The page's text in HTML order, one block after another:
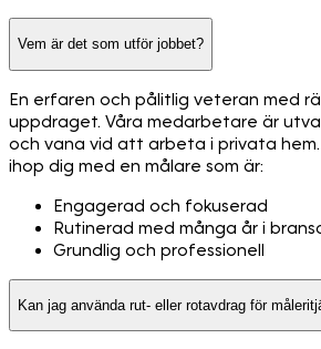
Vem är det som utför jobbet?
En erfaren och pålitlig veteran med
uppdraget. Våra medarbetare är
och vana vid att arbeta i privata
ihop dig med en målare som är:
Engagerad och fokuserad
Rutinerad med många år i
Grundlig och professionell
Kan jag använda rut- eller rotavdrag för